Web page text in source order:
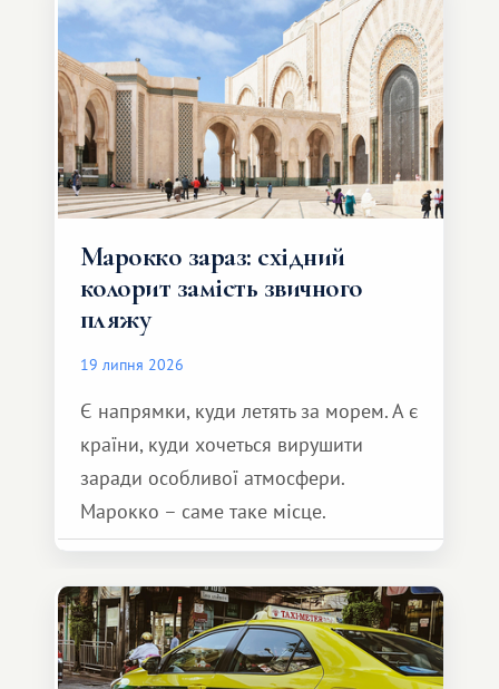
Марокко зараз: східний
колорит замість звичного
пляжу
19 липня 2026
Є напрямки, куди летять за морем. А є
країни, куди хочеться вирушити
заради особливої ​​атмосфери.
Марокко – саме таке місце.